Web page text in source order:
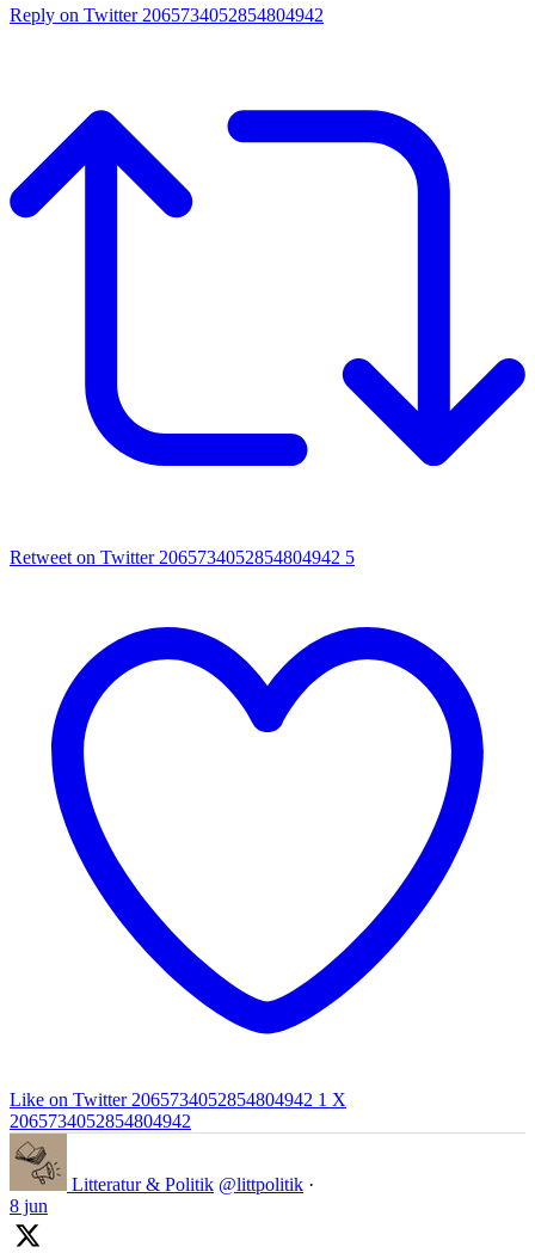
Reply on Twitter 2065734052854804942
Retweet on Twitter 2065734052854804942 5
Like on Twitter 2065734052854804942 1 X
2065734052854804942
Litteratur & Politik @littpolitik ·
8 jun